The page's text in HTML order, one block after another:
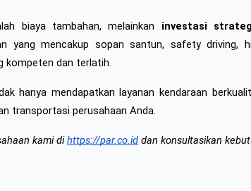
biaya tambahan, melainkan investasi
yang mencakup sopan santun, safety driving,
kompeten dan terlatih.
hanya mendapatkan layanan kendaraan
transportasi perusahaan Anda.
kami di https://par.co.id dan konsultasikan